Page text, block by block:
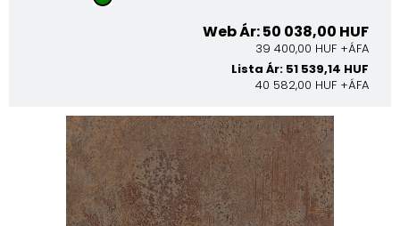
Web Ár: 50 038,00 HUF
39 400,00 HUF +ÁFA
Lista Ár: 51 539,14 HUF
40 582,00 HUF +ÁFA